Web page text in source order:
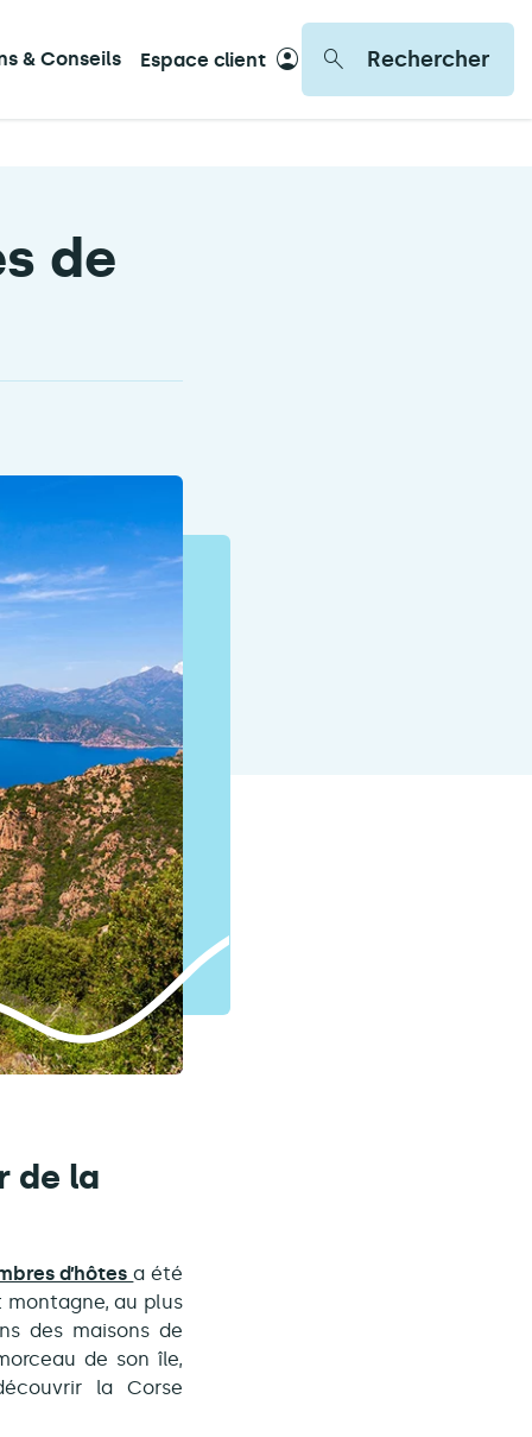
& Conseils Espace client Rechercher
de
de la
d’hôtesa été
montagne, au plus
des maisons de
de son île,
la Corse